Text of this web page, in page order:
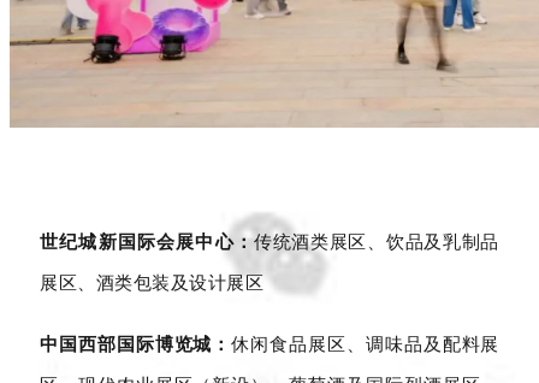
世纪城新国际会展中心：传统酒类展区、饮品及乳制品
展区、酒类包装及设计展区
中国西部国际博览城：休闲食品展区、调味品及配料展